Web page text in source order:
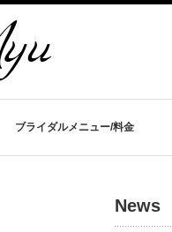
ブライダルメニュー/料金
News